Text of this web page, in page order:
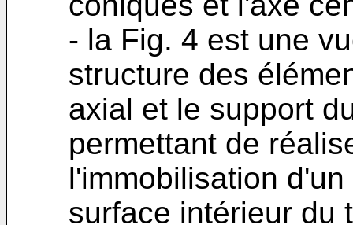
- la Fig. 4 est une
structure des
axial et le support
permettant de
l'immobilisation
surface intérieur du